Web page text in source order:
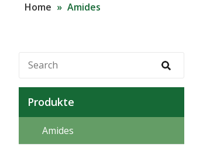
Home » Amides
Produkte
Amides